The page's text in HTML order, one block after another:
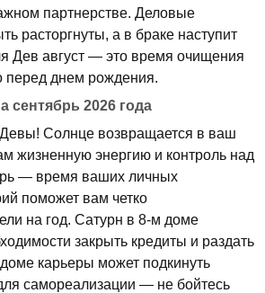
партнерстве. Деловые
расторгнуты, а в браке наступит
Дев август — это время очищения
перед днем рождения.
сентябрь 2026 года
Солнце возвращается в ваш
жизненную энергию и контроль над
— время ваших личных
поможет вам четко
на год. Сатурн в 8-м доме
закрыть кредиты и раздать
карьеры может подкинуть
самореализации — не бойтесь